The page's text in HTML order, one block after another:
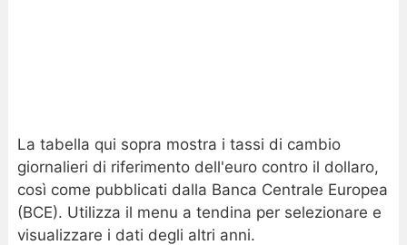
La tabella qui sopra mostra i tassi di cambio
giornalieri di riferimento dell'euro contro il dollaro,
così come pubblicati dalla Banca Centrale Europea
(BCE). Utilizza il menu a tendina per selezionare e
visualizzare i dati degli altri anni.